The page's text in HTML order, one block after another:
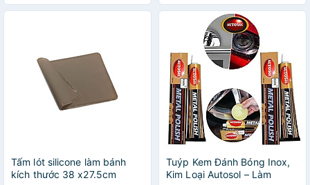
Tấm lót silicone làm bánh
kích thước 38 x27.5cm
Tuýp Kem Đánh Bóng Inox,
Kim Loại Autosol – Làm